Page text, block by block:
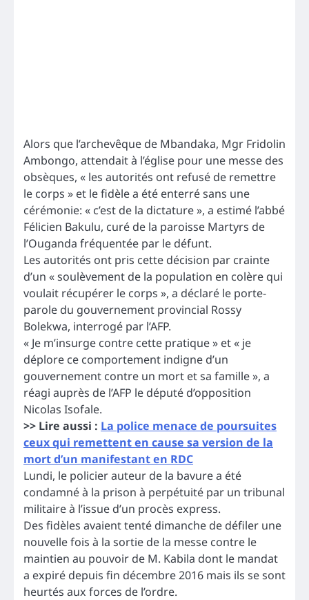
Alors que l’archevêque de Mbandaka, Mgr Fridolin
Ambongo, attendait à l’église pour une messe des
obsèques, « les autorités ont refusé de remettre
le corps » et le fidèle a été enterré sans une
cérémonie: « c’est de la dictature », a estimé l’abbé
Félicien Bakulu, curé de la paroisse Martyrs de
l’Ouganda fréquentée par le défunt.
Les autorités ont pris cette décision par crainte
d’un « soulèvement de la population en colère qui
voulait récupérer le corps », a déclaré le porte-
parole du gouvernement provincial Rossy
Bolekwa, interrogé par l’AFP.
« Je m’insurge contre cette pratique » et « je
déplore ce comportement indigne d’un
gouvernement contre un mort et sa famille », a
réagi auprès de l’AFP le député d’opposition
Nicolas Isofale.
>> Lire aussi : La police menace de poursuites
ceux qui remettent en cause sa version de la
mort d’un manifestant en RDC
Lundi, le policier auteur de la bavure a été
condamné à la prison à perpétuité par un tribunal
militaire à l’issue d’un procès express.
Des fidèles avaient tenté dimanche de défiler une
nouvelle fois à la sortie de la messe contre le
maintien au pouvoir de M. Kabila dont le mandat
a expiré depuis fin décembre 2016 mais ils se sont
heurtés aux forces de l’ordre.